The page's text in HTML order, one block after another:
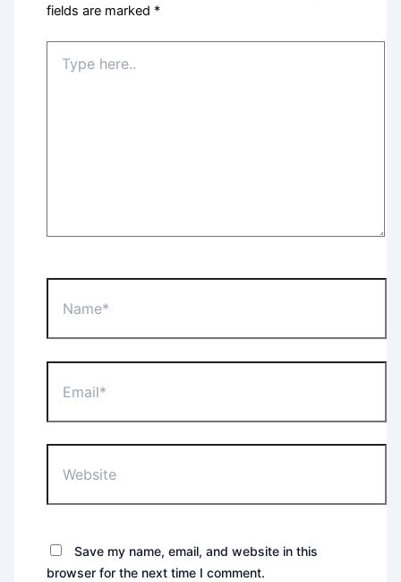
fields are marked *
here..
Save my name, email, and website in this
browser for the next time I comment.